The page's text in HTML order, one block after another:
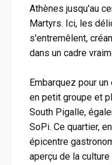
Athènes jusqu'au
Martyrs. Ici, les
s'entremêlent,
dans un cadre
Embarquez pour
en petit groupe et
South Pigalle,
SoPi. Ce quartier,
épicentre
aperçu de la